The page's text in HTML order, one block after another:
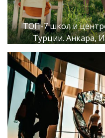
ТОП-7 школ и
Турции. Анкара,